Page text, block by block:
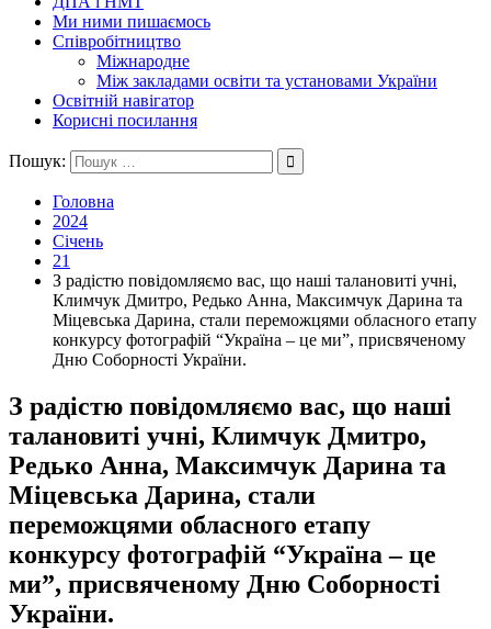
Ми ними пишаємось
Співробітництво
Міжнародне
Між закладами освіти та установами України
Освітній навігатор
Корисні посилання
Пошук:
Головна
2024
Січень
21
З радістю повідомляємо вас, що наші талановиті учні,
Климчук Дмитро, Редько Анна, Максимчук Дарина та
Міцевська Дарина, стали переможцями обласного етапу
конкурсу фотографій “Україна – це ми”, присвяченому
Дню Соборності України.
З радістю повідомляємо вас, що наші
талановиті учні, Климчук Дмитро,
Редько Анна, Максимчук Дарина та
Міцевська Дарина, стали
переможцями обласного етапу
конкурсу фотографій “Україна – це
ми”, присвяченому Дню Соборності
України.